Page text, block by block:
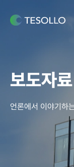
건너뛰기
보도자료
언론에서 이야기하